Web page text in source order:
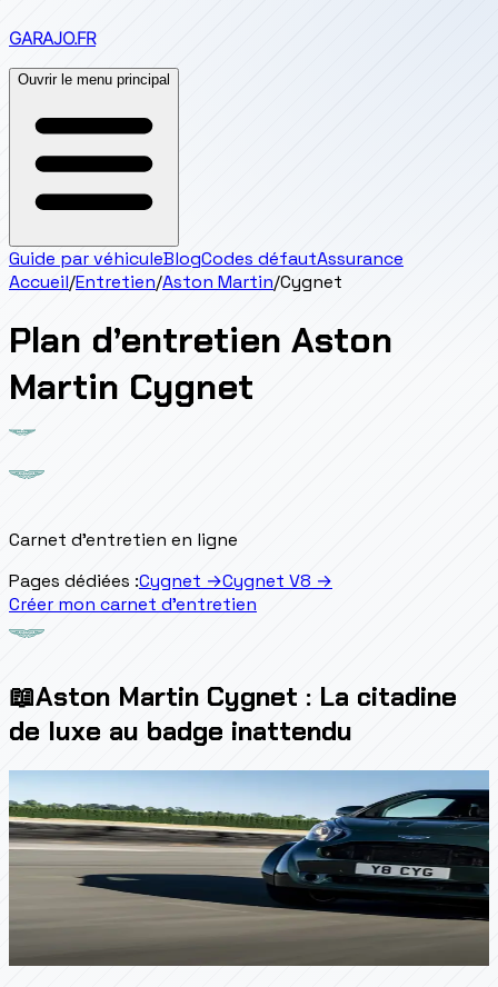
GARAJO.FR
Ouvrir le menu principal
Guide par véhiculeBlogCodes défautAssurance
Accueil/Entretien/Aston Martin/Cygnet
Plan d’entretien Aston
Martin Cygnet
Carnet d'entretien en ligne
Pages dédiées :Cygnet →Cygnet V8 →
Créer mon carnet d'entretien
📖Aston Martin Cygnet : La citadine
de luxe au badge inattendu